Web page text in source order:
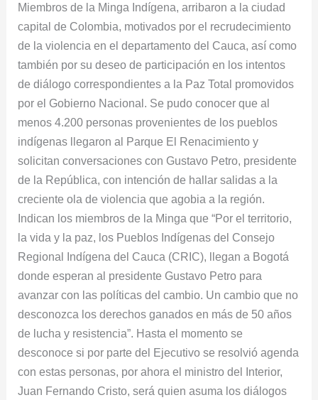
Miembros de la Minga Indígena, arribaron a la ciudad
capital de Colombia, motivados por el recrudecimiento
de la violencia en el departamento del Cauca, así como
también por su deseo de participación en los intentos
de diálogo correspondientes a la Paz Total promovidos
por el Gobierno Nacional. Se pudo conocer que al
menos 4.200 personas provenientes de los pueblos
indígenas llegaron al Parque El Renacimiento y
solicitan conversaciones con Gustavo Petro, presidente
de la República, con intención de hallar salidas a la
creciente ola de violencia que agobia a la región.
Indican los miembros de la Minga que “Por el territorio,
la vida y la paz, los Pueblos Indígenas del Consejo
Regional Indígena del Cauca (CRIC), llegan a Bogotá
donde esperan al presidente Gustavo Petro para
avanzar con las políticas del cambio. Un cambio que no
desconozca los derechos ganados en más de 50 años
de lucha y resistencia”. Hasta el momento se
desconoce si por parte del Ejecutivo se resolvió agenda
con estas personas, por ahora el ministro del Interior,
Juan Fernando Cristo, será quien asuma los diálogos
la
Minga
Indígena
a
la
ciudad
de
Bogotá